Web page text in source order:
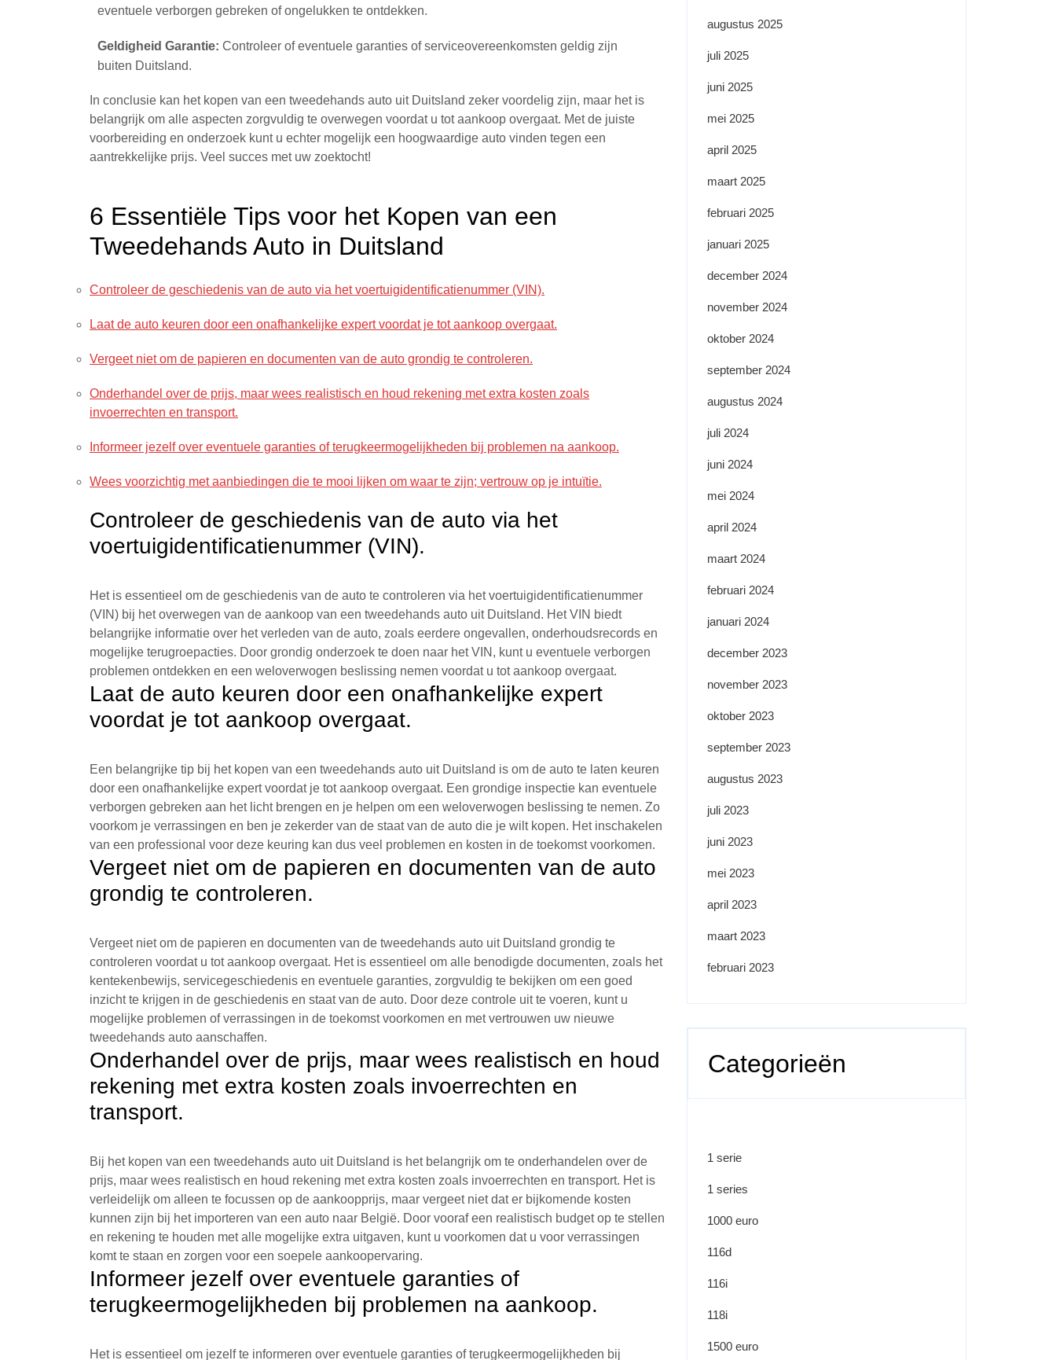
eventuele verborgen gebreken of ongelukken te ontdekken.
Geldigheid Garantie: Controleer of eventuele garanties of serviceovereenkomsten geldig zijn
buiten Duitsland.
In conclusie kan het kopen van een tweedehands auto uit Duitsland zeker voordelig zijn, maar het is
belangrijk om alle aspecten zorgvuldig te overwegen voordat u tot aankoop overgaat. Met de juiste
voorbereiding en onderzoek kunt u echter mogelijk een hoogwaardige auto vinden tegen een
aantrekkelijke prijs. Veel succes met uw zoektocht!
6 Essentiële Tips voor het Kopen van een
Tweedehands Auto in Duitsland
Controleer de geschiedenis van de auto via het voertuigidentificatienummer (VIN).
Laat de auto keuren door een onafhankelijke expert voordat je tot aankoop overgaat.
Vergeet niet om de papieren en documenten van de auto grondig te controleren.
Onderhandel over de prijs, maar wees realistisch en houd rekening met extra kosten zoals
invoerrechten en transport.
Informeer jezelf over eventuele garanties of terugkeermogelijkheden bij problemen na aankoop.
Wees voorzichtig met aanbiedingen die te mooi lijken om waar te zijn; vertrouw op je intuïtie.
Controleer de geschiedenis van de auto via het
voertuigidentificatienummer (VIN).
Het is essentieel om de geschiedenis van de auto te controleren via het voertuigidentificatienummer
(VIN) bij het overwegen van de aankoop van een tweedehands auto uit Duitsland. Het VIN biedt
belangrijke informatie over het verleden van de auto, zoals eerdere ongevallen, onderhoudsrecords en
mogelijke terugroepacties. Door grondig onderzoek te doen naar het VIN, kunt u eventuele verborgen
problemen ontdekken en een weloverwogen beslissing nemen voordat u tot aankoop overgaat.
Laat de auto keuren door een onafhankelijke expert
voordat je tot aankoop overgaat.
Een belangrijke tip bij het kopen van een tweedehands auto uit Duitsland is om de auto te laten keuren
door een onafhankelijke expert voordat je tot aankoop overgaat. Een grondige inspectie kan eventuele
verborgen gebreken aan het licht brengen en je helpen om een weloverwogen beslissing te nemen. Zo
voorkom je verrassingen en ben je zekerder van de staat van de auto die je wilt kopen. Het inschakelen
van een professional voor deze keuring kan dus veel problemen en kosten in de toekomst voorkomen.
Vergeet niet om de papieren en documenten van de auto
grondig te controleren.
Vergeet niet om de papieren en documenten van de tweedehands auto uit Duitsland grondig te
controleren voordat u tot aankoop overgaat. Het is essentieel om alle benodigde documenten, zoals het
kentekenbewijs, servicegeschiedenis en eventuele garanties, zorgvuldig te bekijken om een goed
inzicht te krijgen in de geschiedenis en staat van de auto. Door deze controle uit te voeren, kunt u
mogelijke problemen of verrassingen in de toekomst voorkomen en met vertrouwen uw nieuwe
tweedehands auto aanschaffen.
Onderhandel over de prijs, maar wees realistisch en houd
rekening met extra kosten zoals invoerrechten en
transport.
Bij het kopen van een tweedehands auto uit Duitsland is het belangrijk om te onderhandelen over de
prijs, maar wees realistisch en houd rekening met extra kosten zoals invoerrechten en transport. Het is
verleidelijk om alleen te focussen op de aankoopprijs, maar vergeet niet dat er bijkomende kosten
kunnen zijn bij het importeren van een auto naar België. Door vooraf een realistisch budget op te stellen
en rekening te houden met alle mogelijke extra uitgaven, kunt u voorkomen dat u voor verrassingen
komt te staan en zorgen voor een soepele aankoopervaring.
Informeer jezelf over eventuele garanties of
terugkeermogelijkheden bij problemen na aankoop.
Het is essentieel om jezelf te informeren over eventuele garanties of terugkeermogelijkheden bij
augustus 2025
juli 2025
juni 2025
mei 2025
april 2025
maart 2025
februari 2025
januari 2025
december 2024
november 2024
oktober 2024
september 2024
augustus 2024
juli 2024
juni 2024
mei 2024
april 2024
maart 2024
februari 2024
januari 2024
december 2023
november 2023
oktober 2023
september 2023
augustus 2023
juli 2023
juni 2023
mei 2023
april 2023
maart 2023
februari 2023
Categorieën
1 serie
1 series
1000 euro
116d
116i
118i
1500 euro